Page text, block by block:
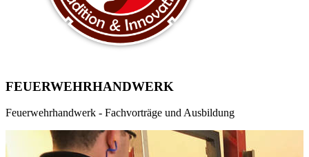
FEUERWEHRHANDWERK
Feuerwehrhandwerk - Fachvorträge und Ausbildung